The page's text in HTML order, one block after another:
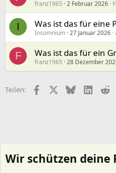
franz1965 2 Februar 2026
I Was ist das für eine
Insomnium 27 Januar 2026
F Was ist das für ein
franz1965 28 Dezember
Teilen: FacebookX (Twitter)
Bluesky
Wir schützen deine